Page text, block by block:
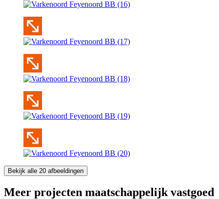
Bekijk alle 20 afbeeldingen
Meer projecten maatschappelijk vastgoed